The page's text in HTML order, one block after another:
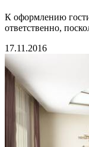
К оформлению
ответственно,
17.11.2016